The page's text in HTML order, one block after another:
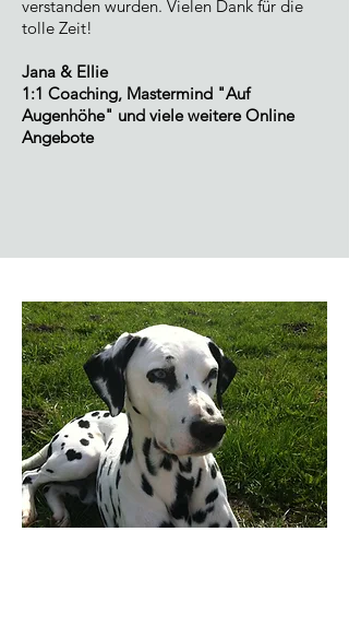
verstanden wurden. Vielen Dank für die
tolle Zeit!
Jana & Ellie
1:1 Coaching, Mastermind "Auf
Augenhöhe" und viele weitere Online
Angebote